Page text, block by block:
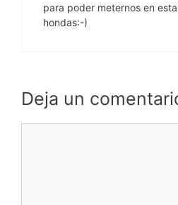
para poder meternos en
hondas:-)
Deja un